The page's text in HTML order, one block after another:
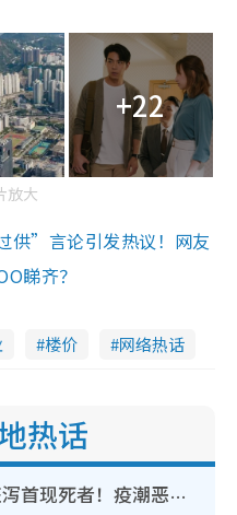
+22
放大
供”言论引发热议！网友
睇齐？
楼价 网络热话
热话
夺命寄生虫｜食生菜狂泻首现死者！疫潮恶化录1.8万宗病例 揭洗菜3大谬误